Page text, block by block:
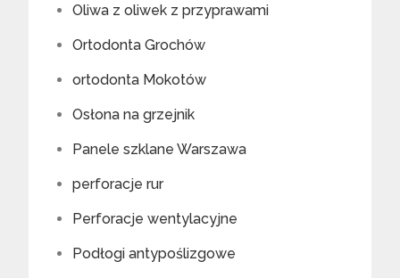
Oliwa z oliwek z przyprawami
Ortodonta Grochów
ortodonta Mokotów
Osłona na grzejnik
Panele szklane Warszawa
perforacje rur
Perforacje wentylacyjne
Podłogi antypoślizgowe